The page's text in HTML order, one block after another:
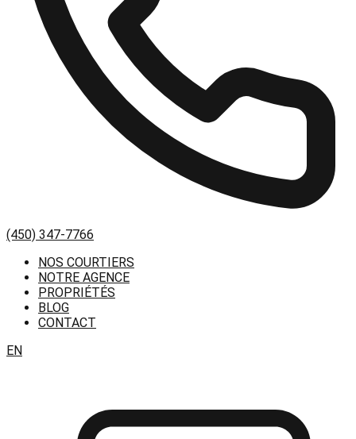
(450) 347-7766
NOS COURTIERS
NOTRE AGENCE
PROPRIÉTÉS
BLOG
CONTACT
EN